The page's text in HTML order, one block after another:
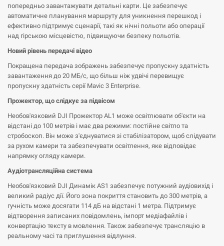
попередньо завантажувати детальні карти. Це забезпечує
автоматичне планування маршруту для уникнення перешкод і
ефективно підтримує сценарії, такі як нічні польоти або операції
над гірською місцевістю, підвищуючи безпеку польотів.
Новий рівень передачі відео
Покращена передача зображень забезпечує пропускну здатність
завантаження до 20 МБ/с, що більш ніж удвічі перевищує
пропускну здатність серії Mavic 3 Enterprise.
Прожектор, що слідкує за підвісом
Необов'язковий DJI Прожектор AL1 може освітлювати об'єкти на
відстані до 100 метрів і має два режими: постійне світло та
стробоскоп. Він може з'єднуватися зі стабілізатором, щоб слідувати
за рухом камери та забезпечувати освітлення, яке відповідає
напрямку огляду камери.
Аудіотрансляційна система
Необов'язковий DJI Динамік AS1 забезпечує потужний аудіовихід і
великий радіус дії. Його зона покриття становить до 300 метрів, а
гучність може досягати 114 дБ на відстані 1 метра. Підтримує
відтворення записаних повідомлень, імпорт медіафайлів і
конвертацію тексту в мовлення. Також забезпечує трансляцію в
реальному часі та приглушення відлуння.